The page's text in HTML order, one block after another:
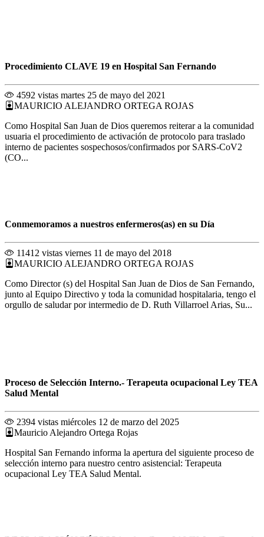
Procedimiento CLAVE 19 en Hospital San Fernando
4592 vistas martes 25 de mayo del 2021
MAURICIO ALEJANDRO ORTEGA ROJAS
Como Hospital San Juan de Dios queremos reiterar a la comunidad
usuaria el procedimiento de activación de protocolo para traslado
interno de pacientes sospechosos/confirmados por SARS-CoV2
(CO...
Conmemoramos a nuestros enfermeros(as) en su Día
11412 vistas viernes 11 de mayo del 2018
MAURICIO ALEJANDRO ORTEGA ROJAS
Como Director (s) del Hospital San Juan de Dios de San Fernando,
junto al Equipo Directivo y toda la comunidad hospitalaria, tengo el
orgullo de saludar por intermedio de D. Ruth Villarroel Arias, Su...
Proceso de Selección Interno.- Terapeuta ocupacional Ley TEA
Salud Mental
2394 vistas miércoles 12 de marzo del 2025
Mauricio Alejandro Ortega Rojas
Hospital San Fernando informa la apertura del siguiente proceso de
selección interno para nuestro centro asistencial: Terapeuta
ocupacional Ley TEA Salud Mental.